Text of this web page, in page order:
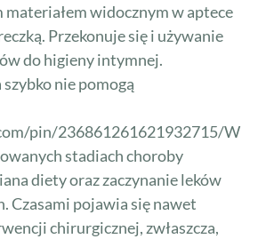
widocznym w aptece
Przekonuje się i używanie
do higieny intymnej.
nie pomogą
pin/236861261621932715/W
stadiach choroby
diety oraz zaczynanie leków
Czasami pojawia się nawet
chirurgicznej, zwłaszcza,